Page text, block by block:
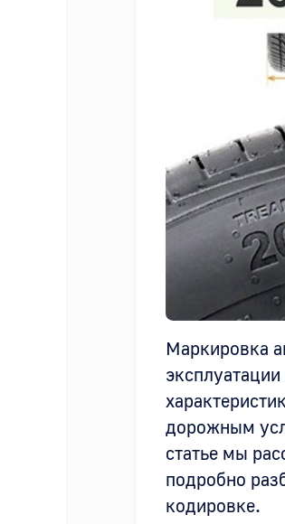
Маркировка
дорожным
статье мы
подробно
кодировке.